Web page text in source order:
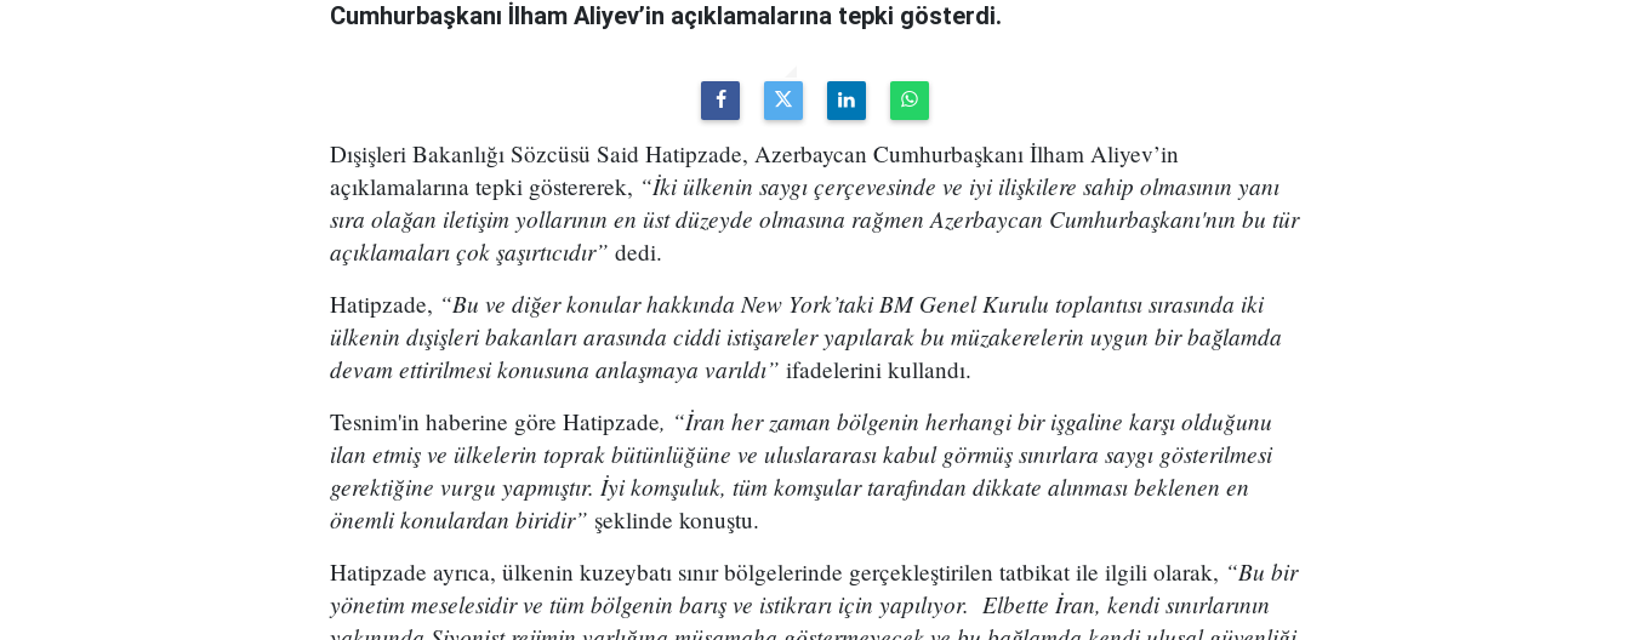
Cumhurbaşkanı İlham Aliyev’in açıklamalarına tepki gösterdi.
Dışişleri Bakanlığı Sözcüsü Said Hatipzade, Azerbaycan Cumhurbaşkanı İlham Aliyev’in
açıklamalarına tepki göstererek, “İki ülkenin saygı çerçevesinde ve iyi ilişkilere sahip olmasının yanı
sıra olağan iletişim yollarının en üst düzeyde olmasına rağmen Azerbaycan Cumhurbaşkanı'nın bu tür
açıklamaları çok şaşırtıcıdır” dedi.
Hatipzade, “Bu ve diğer konular hakkında New York’taki BM Genel Kurulu toplantısı sırasında iki
ülkenin dışişleri bakanları arasında ciddi istişareler yapılarak bu müzakerelerin uygun bir bağlamda
devam ettirilmesi konusuna anlaşmaya varıldı” ifadelerini kullandı.
Tesnim'in haberine göre Hatipzade, “İran her zaman bölgenin herhangi bir işgaline karşı olduğunu
ilan etmiş ve ülkelerin toprak bütünlüğüne ve uluslararası kabul görmüş sınırlara saygı gösterilmesi
gerektiğine vurgu yapmıştır. İyi komşuluk, tüm komşular tarafından dikkate alınması beklenen en
önemli konulardan biridir” şeklinde konuştu.
Hatipzade ayrıca, ülkenin kuzeybatı sınır bölgelerinde gerçekleştirilen tatbikat ile ilgili olarak, “Bu bir
yönetim meselesidir ve tüm bölgenin barış ve istikrarı için yapılıyor. Elbette İran, kendi sınırlarının